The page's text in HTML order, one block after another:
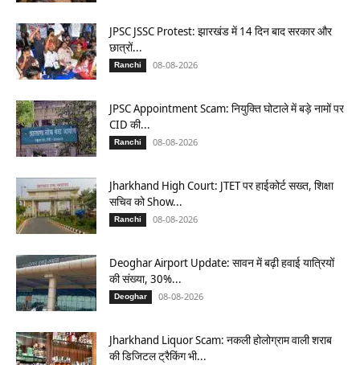
JPSC JSSC Protest: झारखंड में 14 दिन बाद सरकार और
छात्रों...
Ranchi 08-08-2026
JPSC Appointment Scam: नियुक्ति घोटाले में बड़े नामों पर
CID की...
Ranchi 08-08-2026
Jharkhand High Court: JTET पर हाईकोर्ट सख्त, शिक्षा
सचिव को Show...
Ranchi 08-08-2026
Deoghar Airport Update: सावन में बढ़ी हवाई यात्रियों
की संख्या, 30%...
Deoghar 08-08-2026
Jharkhand Liquor Scam: नकली होलोग्राम वाली शराब
की डिजिटल ट्रैकिंग भी...